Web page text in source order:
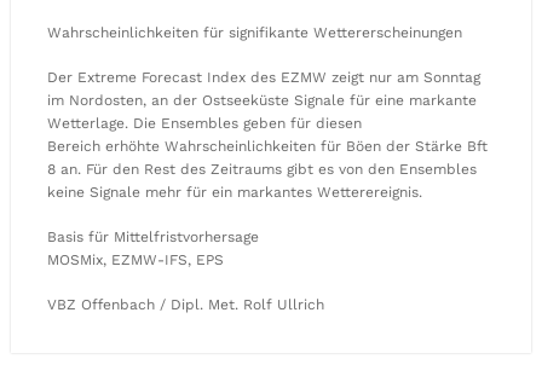
Wahrscheinlichkeiten für signifikante Wettererscheinungen
Der Extreme Forecast Index des EZMW zeigt nur am Sonntag
im Nordosten, an der Ostseeküste Signale für eine markante
Wetterlage. Die Ensembles geben für diesen
Bereich erhöhte Wahrscheinlichkeiten für Böen der Stärke Bft
8 an. Für den Rest des Zeitraums gibt es von den Ensembles
keine Signale mehr für ein markantes Wetterereignis.
Basis für Mittelfristvorhersage
MOSMix, EZMW-IFS, EPS
VBZ Offenbach / Dipl. Met. Rolf Ullrich